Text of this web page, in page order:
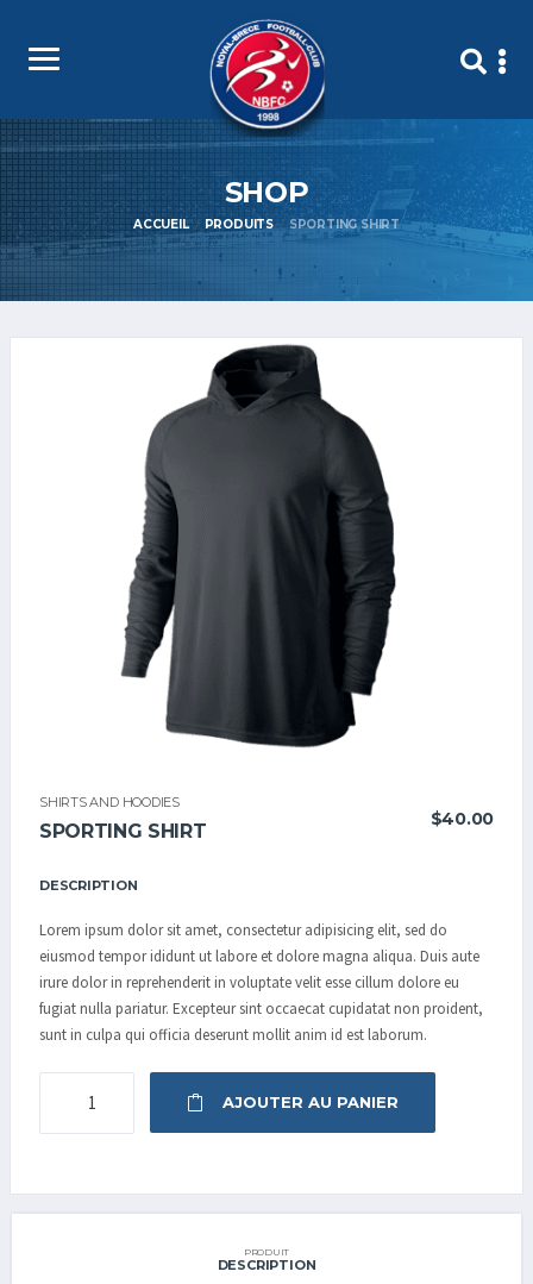
SHOP
ACCUEIL PRODUITS SPORTING SHIRT
SHIRTS AND HOODIES
SPORTING SHIRT
$40.00
DESCRIPTION
Lorem ipsum dolor sit amet, consectetur adipisicing elit, sed do
eiusmod tempor ididunt ut labore et dolore magna aliqua. Duis aute
irure dolor in reprehenderit in voluptate velit esse cillum dolore eu
fugiat nulla pariatur. Excepteur sint occaecat cupidatat non proident,
sunt in culpa qui officia deserunt mollit anim id est laborum.
SPORTING
AJOUTER AU PANIER
PRODUIT
DESCRIPTION